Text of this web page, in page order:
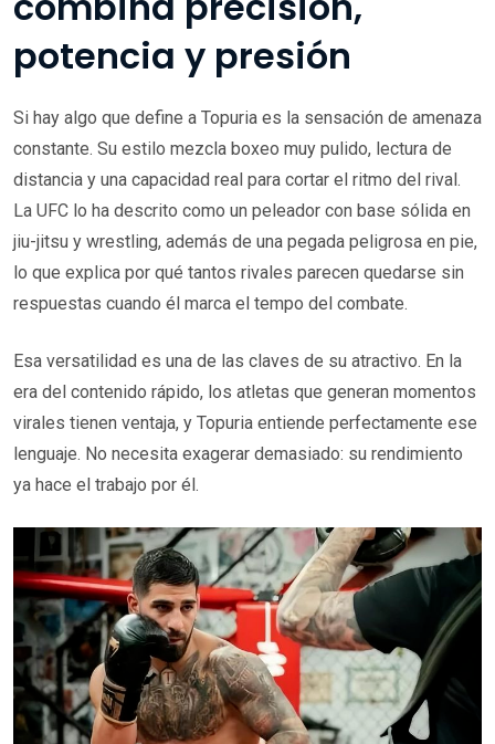
potencia y presión
Si hay algo que define a Topuria es la sensación de amenaza
constante. Su estilo mezcla boxeo muy pulido, lectura de
distancia y una capacidad real para cortar el ritmo del rival.
La UFC lo ha descrito como un peleador con base sólida en
jiu-jitsu y wrestling, además de una pegada peligrosa en pie,
lo que explica por qué tantos rivales parecen quedarse sin
respuestas cuando él marca el tempo del combate.
Esa versatilidad es una de las claves de su atractivo. En la
era del contenido rápido, los atletas que generan momentos
virales tienen ventaja, y Topuria entiende perfectamente ese
lenguaje. No necesita exagerar demasiado: su rendimiento
ya hace el trabajo por él.